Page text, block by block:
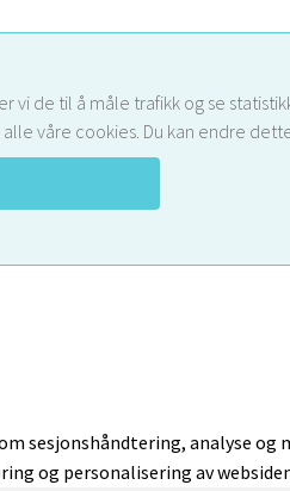
de til å måle trafikk og se
våre cookies. Du kan endre
sesjonshåndtering, analyse
og personalisering av